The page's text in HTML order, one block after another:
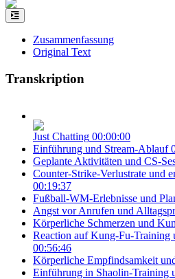
Zusammenfassung
Original Text
Transkription
Just Chatting 00:00:00
Einführung und Stream-Ablauf
Geplante Aktivitäten und CS-
Counter-Strike-Verlustrate und
00:19:37
Fußball-WM-Erlebnisse und
Angst vor Anrufen und
Körperliche Schmerzen und
Reaction auf Kung-Fu-Training
00:56:46
Körperliche Empfindsamkeit
Einführung in Shaolin-Training